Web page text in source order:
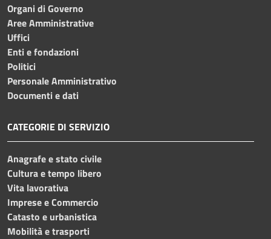
Organi di Governo
Aree Amministrative
Uffici
Enti e fondazioni
Politici
Personale Amministrativo
Documenti e dati
CATEGORIE DI SERVIZIO
Anagrafe e stato civile
Cultura e tempo libero
Vita lavorativa
Imprese e Commercio
Catasto e urbanistica
Mobilità e trasporti